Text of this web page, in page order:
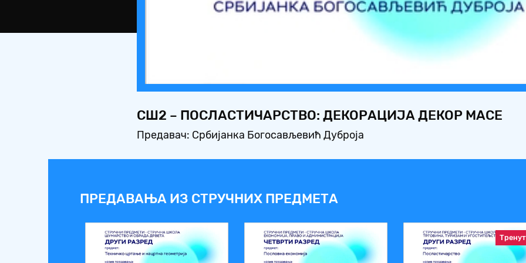
Video
СШ2 – ПОСЛАСТИЧАРСТВО: ДЕКОРАЦИЈА ДЕКОР МАСЕ
Предавач: Србијанка Богосављевић Дуброја
ПРЕДАВАЊА ИЗ СТРУЧНИХ ПРЕДМЕТА